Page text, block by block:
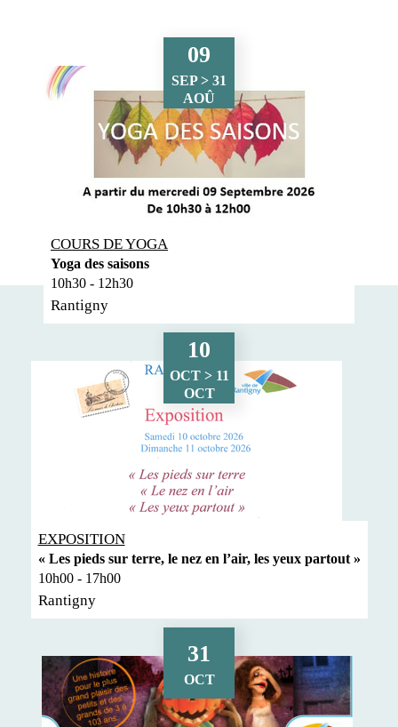
09
SEP > 31
AOÛ
COURS DE YOGA
Yoga des saisons
10h30 - 12h30
Rantigny
10
OCT > 11
OCT
EXPOSITION
« Les pieds sur terre, le nez en l’air, les yeux partout »
10h00 - 17h00
Rantigny
31
OCT